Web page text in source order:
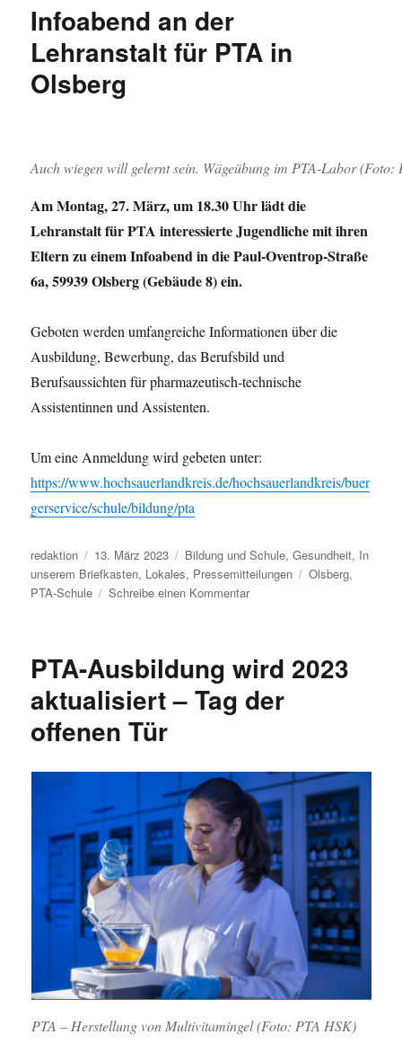
beendet
Infoabend an der
Lehranstalt für PTA in
Olsberg
Auch wiegen will gelernt sein. Wägeübung im PTA-Labor (Foto:
Am Montag, 27. März, um 18.30 Uhr lädt die
Lehranstalt für PTA interessierte Jugendliche mit ihren
Eltern zu einem Infoabend in die Paul-Oventrop-Straße
6a, 59939 Olsberg (Gebäude 8) ein.
Geboten werden umfangreiche Informationen über die
Ausbildung, Bewerbung, das Berufsbild und
Berufsaussichten für pharmazeutisch-technische
Assistentinnen und Assistenten.
Um eine Anmeldung wird gebeten unter:
https://www.hochsauerlandkreis.de/hochsauerlandkreis/buer
gerservice/schule/bildung/pta
Autor
redaktion
Veröffentlicht
am
13. März 2023 Kategorien
Bildung und Schule,Gesundheit, In
unserem Briefkasten, Lokales, Pressemitteilungen Schlagwörter
Olsberg,
PTA-Schule
Schreibe einen Kommentarzu
Lehranstalt
PTA
PTA-Ausbildung wird 2023
aktualisiert – Tag der
offenen Tür
PTA – Herstellung von Multivitamingel (Foto: PTA HSK)